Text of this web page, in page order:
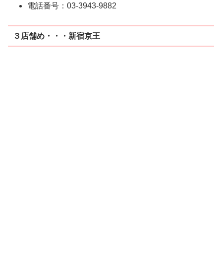
電話番号：03-3943-9882
３店舗め・・・新宿京王